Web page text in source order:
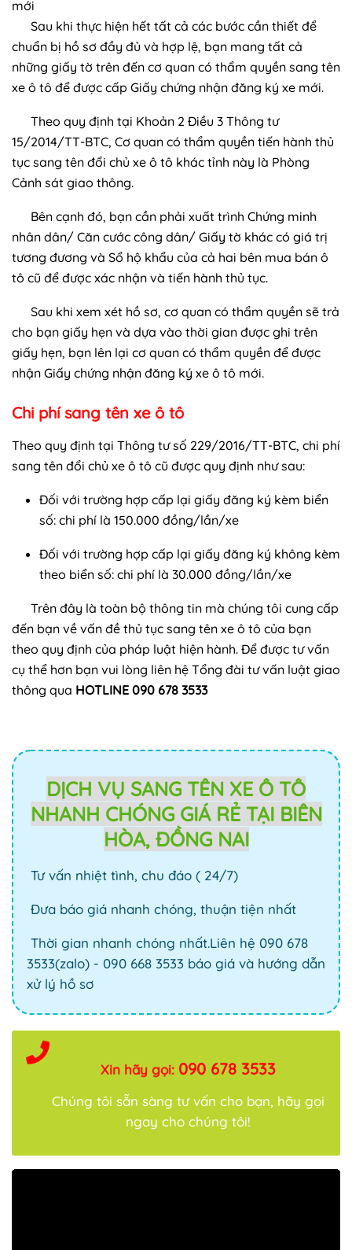
mới
Sau khi thực hiện hết tất cả các bước cần thiết để
chuẩn bị hồ sơ đầy đủ và hợp lệ, bạn mang tất cả
những giấy tờ trên đến cơ quan có thẩm quyền sang tên
xe ô tô để được cấp Giấy chứng nhận đăng ký xe mới.
Theo quy định tại Khoản 2 Điều 3 Thông tư
15/2014/TT-BTC, Cơ quan có thẩm quyền tiến hành thủ
tục sang tên đổi chủ xe ô tô khác tỉnh này là Phòng
Cảnh sát giao thông.
Bên cạnh đó, bạn cần phải xuất trình Chứng minh
nhân dân/ Căn cước công dân/ Giấy tờ khác có giá trị
tương đương và Sổ hộ khẩu của cả hai bên mua bán ô
tô cũ để được xác nhận và tiến hành thủ tục.
Sau khi xem xét hồ sơ, cơ quan có thẩm quyền sẽ trả
cho bạn giấy hẹn và dựa vào thời gian được ghi trên
giấy hẹn, bạn lên lại cơ quan có thẩm quyền để được
nhận Giấy chứng nhận đăng ký xe ô tô mới.
Chi phí sang tên xe ô tô
Theo quy định tại Thông tư số 229/2016/TT-BTC, chi phí
sang tên đổi chủ xe ô tô cũ được quy định như sau:
Đối với trường hợp cấp lại giấy đăng ký kèm biển
số: chi phí là 150.000 đồng/lần/xe
Đối với trường hợp cấp lại giấy đăng ký không kèm
theo biển số: chi phí là 30.000 đồng/lần/xe
Trên đây là toàn bộ thông tin mà chúng tôi cung cấp
đến bạn về vấn đề thủ tục sang tên xe ô tô của bạn
theo quy định của pháp luật hiện hành. Để được tư vấn
cụ thể hơn bạn vui lòng liên hệ Tổng đài tư vấn luật giao
thông qua HOTLINE 090 678 3533
DỊCH VỤ SANG TÊN XE Ô TÔ
NHANH CHÓNG GIÁ RẺ TẠI BIÊN
HÒA, ĐỒNG NAI
Tư vấn nhiệt tình, chu đáo ( 24/7)
Đưa báo giá nhanh chóng, thuận tiện nhất
Thời gian nhanh chóng nhất.Liên hệ 090 678
3533(zalo) - 090 668 3533 báo giá và hướng dẫn
xử lý hồ sơ
Xin hãy gọi: 090 678 3533
Chúng tôi sẵn sàng tư vấn cho bạn, hãy gọi
ngay cho chúng tôi!